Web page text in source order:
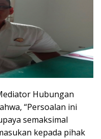
Hubungan
“Persoalan ini
semaksimal
kepada pihak